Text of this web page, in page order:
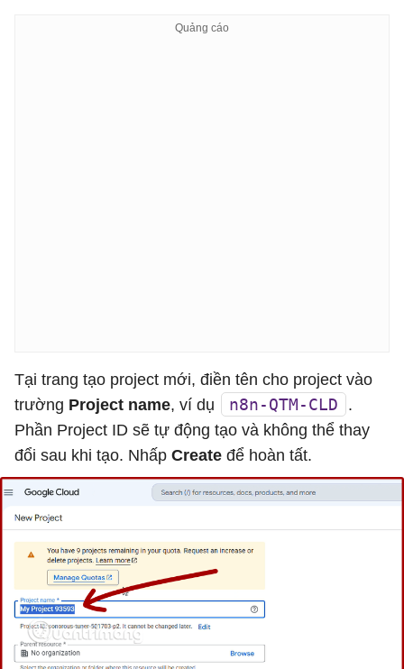
Tại trang tạo project mới, điền tên cho project vào
trường Project name, ví dụ n8n-QTM-CLD
.
Phần Project ID sẽ tự động tạo và không thể thay
đổi sau khi tạo. Nhấp Create để hoàn tất.